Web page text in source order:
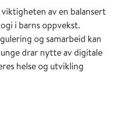
av en balansert
i barns oppvekst.
og samarbeid kan
drar nytte av digitale
helse og utvikling